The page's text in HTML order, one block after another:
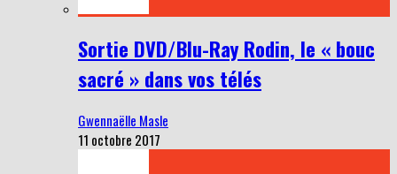
Sortie DVD/Blu-Ray Rodin, le « bouc
sacré » dans vos télés
Gwennaëlle Masle
11 octobre 2017